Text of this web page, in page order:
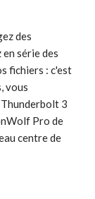
des
série des
fichiers : c'est
vous
3
Pro de
centre de